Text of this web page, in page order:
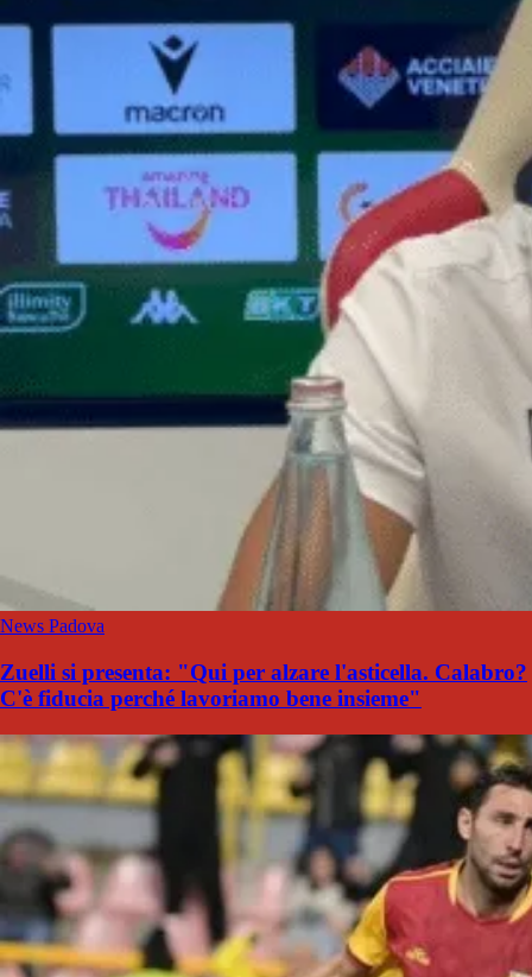
News Padova
Zuelli si presenta: "Qui per alzare l'asticella. Calabro?
C'è fiducia perché lavoriamo bene insieme"